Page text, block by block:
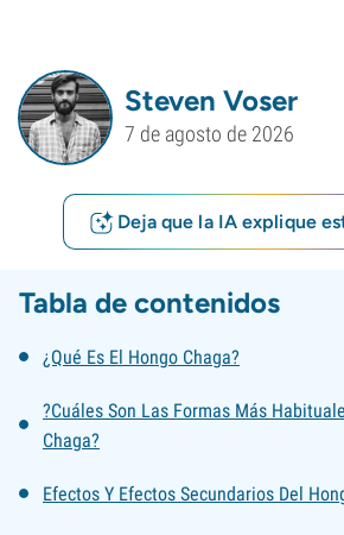
Steven Voser
7 de agosto de 2026
Deja que la IA explique
Tabla de contenidos
¿Qué Es El Hongo Chaga?
?Cuáles Son Las Formas Más
Chaga?
Efectos Y Efectos Secundarios Del